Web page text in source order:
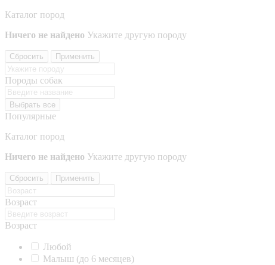
Каталог пород
Ничего не найдено Укажите другую породу
Сбросить Применить
Породы собак
Выбрать все
Популярные
Каталог пород
Ничего не найдено Укажите другую породу
Сбросить Применить
Возраст
Возраст
Любой
Малыш (до 6 месяцев)